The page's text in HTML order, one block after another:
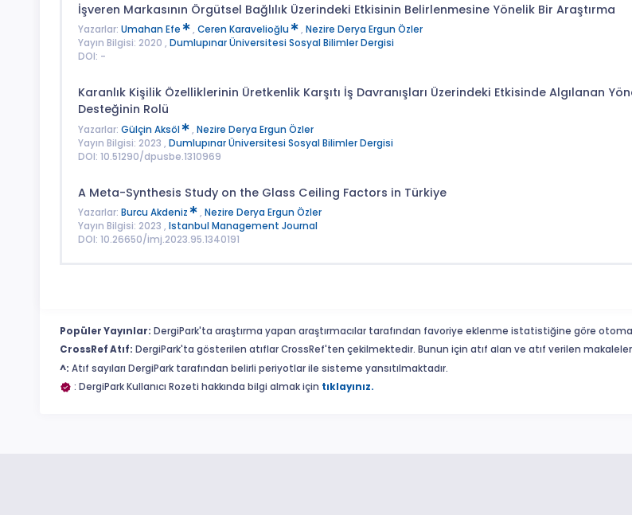
İşveren Markasının Örgütsel Bağlılık Üzerindeki Etkisinin Belirlenmesine Yönelik Bir Araştırma
Yazarlar: Umahan Efe , Ceren Karavelioğlu , Nezire Derya Ergun Özler
Yayın Bilgisi: 2020 , Dumlupınar Üniversitesi Sosyal Bilimler Dergisi
DOI: -
Karanlık Kişilik Özelliklerinin Üretkenlik Karşıtı İş Davranışları Üzerindeki Etkisinde Algılanan
Desteğinin Rolü
Yazarlar: Gülçin Aksöl , Nezire Derya Ergun Özler
Yayın Bilgisi: 2023 , Dumlupınar Üniversitesi Sosyal Bilimler Dergisi
DOI: 10.51290/dpusbe.1310969
A Meta-Synthesis Study on the Glass Ceiling Factors in Türkiye
Yazarlar: Burcu Akdeniz , Nezire Derya Ergun Özler
Yayın Bilgisi: 2023 , Istanbul Management Journal
DOI: 10.26650/imj.2023.95.1340191
Popüler Yayınlar: DergiPark'ta araştırma yapan araştırmacılar tarafından favoriye eklenme istatistiğine göre
CrossRef Atıf: DergiPark'ta gösterilen atıflar CrossRef'ten çekilmektedir. Bunun için atıf alan ve atıf verilen
^: Atıf sayıları DergiPark tarafından belirli periyotlar ile sisteme yansıtılmaktadır.
: DergiPark Kullanıcı Rozeti hakkında bilgi almak için tıklayınız.